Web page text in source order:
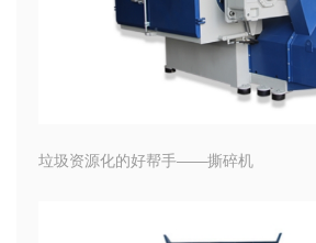
垃圾资源化的好帮手——撕碎机